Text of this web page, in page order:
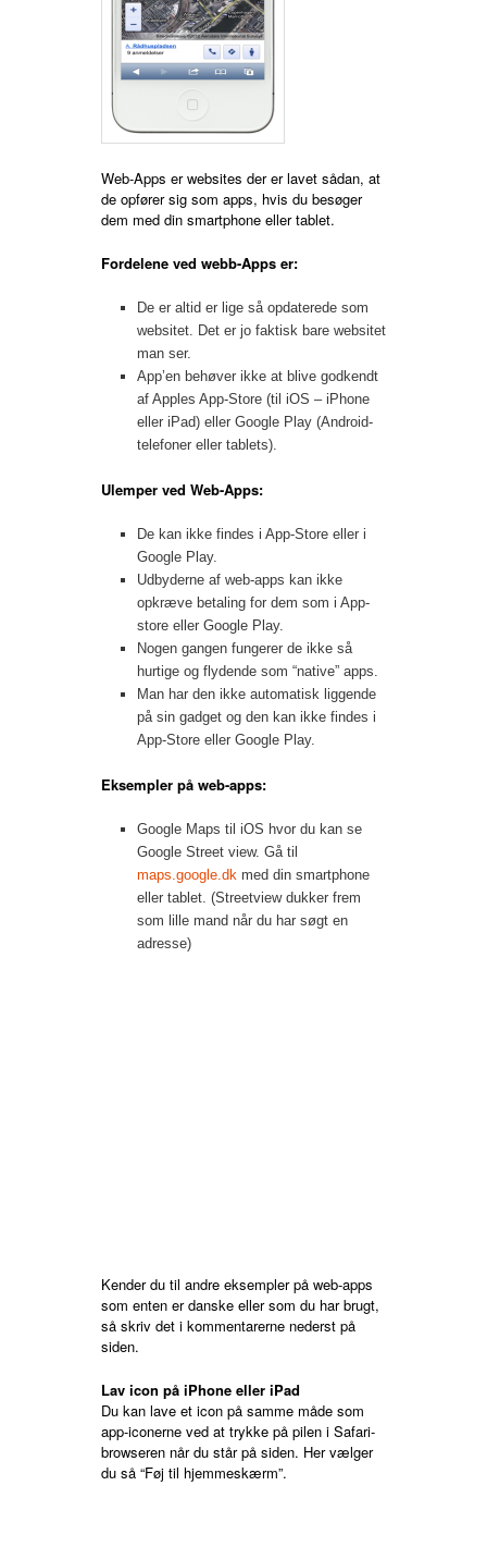
Web-Apps er websites der er lavet sådan, at
de opfører sig som apps, hvis du besøger
dem med din smartphone eller tablet.
Fordelene ved webb-Apps er:
De er altid er lige så opdaterede som
websitet. Det er jo faktisk bare websitet
man ser.
App’en behøver ikke at blive godkendt
af Apples App-Store (til iOS – iPhone
eller iPad) eller Google Play (Android-
telefoner eller tablets).
Ulemper ved Web-Apps:
De kan ikke findes i App-Store eller i
Google Play.
Udbyderne af web-apps kan ikke
opkræve betaling for dem som i App-
store eller Google Play.
Nogen gangen fungerer de ikke så
hurtige og flydende som “native” apps.
Man har den ikke automatisk liggende
på sin gadget og den kan ikke findes i
App-Store eller Google Play.
Eksempler på web-apps:
Google Maps til iOS hvor du kan se
Google Street view. Gå til
maps.google.dkmed din smartphone
eller tablet. (Streetview dukker frem
som lille mand når du har søgt en
adresse)
Kender du til andre eksempler på web-apps
som enten er danske eller som du har brugt,
så skriv det i kommentarerne nederst på
siden.
Lav icon på iPhone eller iPad
Du kan lave et icon på samme måde som
app-iconerne ved at trykke på pilen i Safari-
browseren når du står på siden. Her vælger
du så “Føj til hjemmeskærm”.